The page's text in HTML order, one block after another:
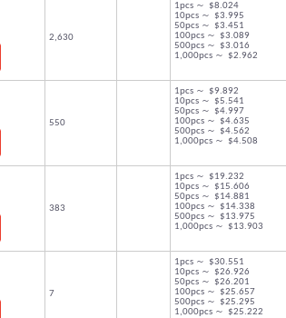
2,630
1pcs ～ $8.024
10pcs ～ $3.995
50pcs ～ $3.451
100pcs ～ $3.089
500pcs ～ $3.016
1,000pcs ～ $2.962
550
1pcs ～ $9.892
10pcs ～ $5.541
50pcs ～ $4.997
100pcs ～ $4.635
500pcs ～ $4.562
1,000pcs ～ $4.508
383
1pcs ～ $19.232
10pcs ～ $15.606
50pcs ～ $14.881
100pcs ～ $14.338
500pcs ～ $13.975
1,000pcs ～ $13.903
7
1pcs ～ $30.551
10pcs ～ $26.926
50pcs ～ $26.201
100pcs ～ $25.657
500pcs ～ $25.295
1,000pcs ～ $25.222